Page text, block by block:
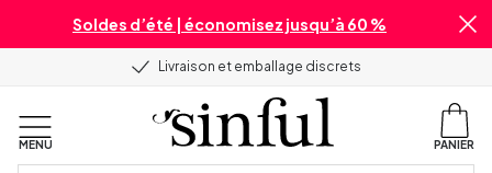
Soldes d’été | économisez jusqu’à 60 %
Livraison et emballage discrets
MENU PANIER